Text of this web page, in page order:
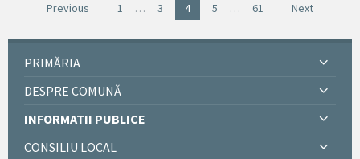
Previous 1 … 3 4 5 … 61 Next
PRIMĂRIA
DESPRE COMUNĂ
INFORMATII PUBLICE
CONSILIU LOCAL